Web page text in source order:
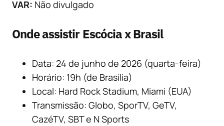
VAR: Não divulgado
Onde assistir Escócia x Brasil
Data: 24 de junho de 2026 (quarta-feira)
Horário: 19h (de Brasília)
Local: Hard Rock Stadium, Miami (EUA)
Transmissão: Globo, SporTV, GeTV,
CazéTV, SBT e N Sports